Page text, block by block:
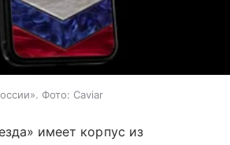
Фото: Caviar
имеет корпус из